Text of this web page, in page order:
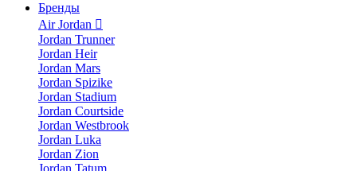
Бренды
Air Jordan
Jordan Trunner
Jordan Heir
Jordan Mars
Jordan Spizike
Jordan Stadium
Jordan Courtside
Jordan Westbrook
Jordan Luka
Jordan Zion
Jordan Tatum